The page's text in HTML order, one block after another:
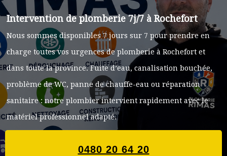
Intervention de plomberie 7j/7 à Rochefort
Nous sommes disponibles 7 jours sur 7 pour prendre en
charge toutes vos urgences de plomberie à Rochefort et
dans toute la province. Fuite d’eau, canalisation bouchée,
problème de WC, panne de chauffe-eau ou réparation
sanitaire : notre plombier intervient rapidement avec le
matériel professionnel adapté.
0480 20 64 20